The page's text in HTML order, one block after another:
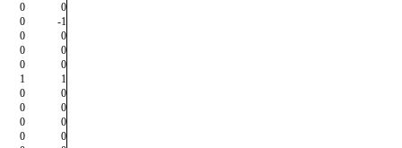
0
0
0
-1
0
0
0
0
0
0
1
1
0
0
0
0
0
0
0
0